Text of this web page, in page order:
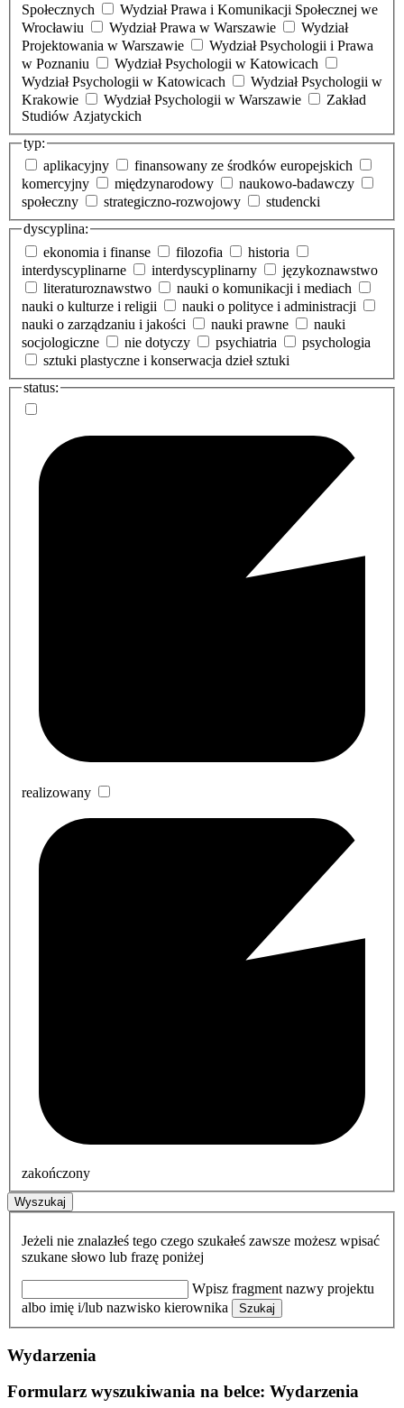
Społecznych
Wydział Prawa i Komunikacji Społecznej we
Wrocławiu
Wydział Prawa w Warszawie
Wydział
Projektowania w Warszawie
Wydział Psychologii i Prawa
w Poznaniu
Wydział Psychologii w Katowicach
Wydział Psychologii w Katowicach
Wydział Psychologii w
Krakowie
Wydział Psychologii w Warszawie
Zakład
Studiów Azjatyckich
typ:
aplikacyjny
finansowany ze środków europejskich
komercyjny
międzynarodowy
naukowo-badawczy
społeczny
strategiczno-rozwojowy
studencki
dyscyplina:
ekonomia i finanse
filozofia
historia
interdyscyplinarne
interdyscyplinarny
językoznawstwo
literaturoznawstwo
nauki o komunikacji i mediach
nauki o kulturze i religii
nauki o polityce i administracji
nauki o zarządzaniu i jakości
nauki prawne
nauki
socjologiczne
nie dotyczy psychiatria
psychologia
sztuki plastyczne i konserwacja dzieł sztuki
status:
realizowany
zakończony
Wyszukaj
Jeżeli nie znalazłeś tego czego szukałeś zawsze możesz wpisać
szukane słowo lub frazę poniżej
Wpisz fragment nazwy projektu
albo imię i/lub nazwisko kierownika
Szukaj
Wydarzenia
Formularz wyszukiwania na belce: Wydarzenia